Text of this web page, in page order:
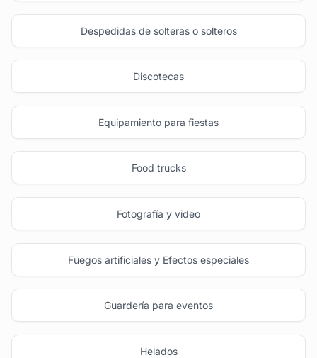
Despedidas de solteras o solteros
Discotecas
Equipamiento para fiestas
Food trucks
Fotografía y video
Fuegos artificiales y Efectos especiales
Guardería para eventos
Helados